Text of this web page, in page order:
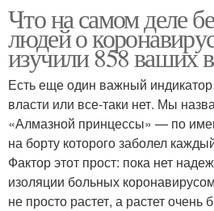
Что на самом деле
людей о
изучили 858 ваших
Есть еще один важный
власти или все-таки нет. Мы
«Алмазной принцессы» — по
на борту которого заболел
Фактор этот прост: пока нет
изоляции больных
не просто растет, а растет очень